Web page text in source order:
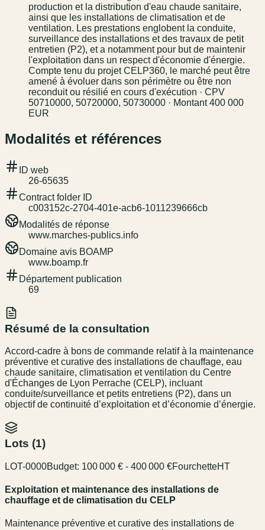
production et la distribution d'eau chaude sanitaire,
ainsi que les installations de climatisation et de
ventilation. Les prestations englobent la conduite,
surveillance des installations et des travaux de petit
entretien (P2), et a notamment pour but de maintenir
l'exploitation dans un respect d'économie d'énergie.
Compte tenu du projet CELP360, le marché peut être
amené à évoluer dans son périmètre ou être non
reconduit ou résilié en cours d'exécution · CPV
50710000, 50720000, 50730000 · Montant 400 000
EUR
Modalités et références
ID web
26-65635
Contract folder ID
c003152c-2704-401e-acb6-1011239666cb
Modalités de réponse
www.marches-publics.info
Domaine avis BOAMP
www.boamp.fr
Département publication
69
Résumé de la consultation
Accord-cadre à bons de commande relatif à la maintenance
préventive et curative des installations de chauffage, eau
chaude sanitaire, climatisation et ventilation du Centre
d'Échanges de Lyon Perrache (CELP), incluant
conduite/surveillance et petits entretiens (P2), dans un
objectif de continuité d’exploitation et d’économie d’énergie.
Lots (1)
LOT-0000Budget: 100 000 € - 400 000 €FourchetteHT
Exploitation et maintenance des installations de
chauffage et de climatisation du CELP
Maintenance préventive et curative des installations de